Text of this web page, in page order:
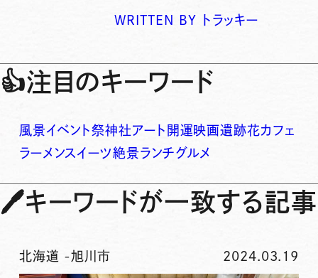
WRITTEN BY トラッキー
👍注目のキーワード
風景イベント祭神社アート 開運映画遺跡花カフェ
ラーメンスイーツ絶景ランチグルメ
🖊キーワードが一致する記事
北海道 -旭川市 2024.03.19